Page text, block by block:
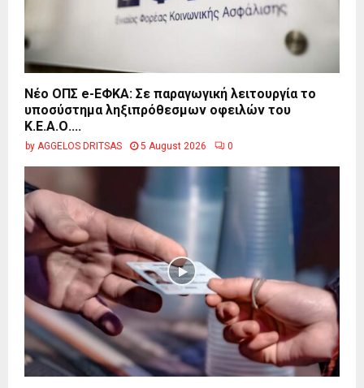
Νέο ΟΠΣ e-ΕΦΚΑ: Σε παραγωγική λειτουργία το
υποσύστημα ληξιπρόθεσμων οφειλών του
Κ.Ε.Α.Ο....
by AGGELOS DRITSAS 5 August 2026 0